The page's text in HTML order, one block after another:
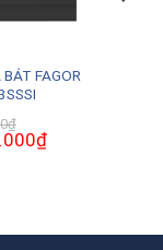
FAGOR
₫
₫Giá
hiện